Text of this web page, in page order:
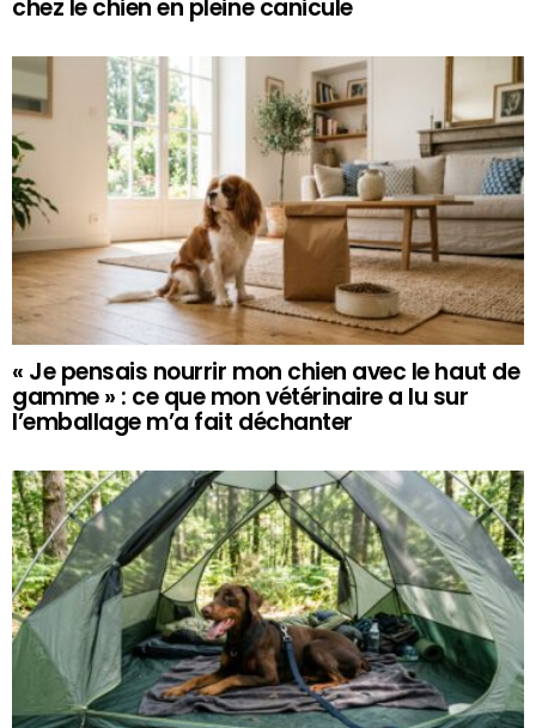
chez le chien en pleine canicule
« Je pensais nourrir mon chien avec le haut de
gamme » : ce que mon vétérinaire a lu sur
l’emballage m’a fait déchanter